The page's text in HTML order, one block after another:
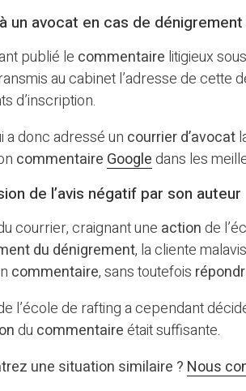
un avocat en cas de
publié le commentaire litigieux
au cabinet l’adresse de cette
d’inscription.
a donc adressé un courrier d’avocat
commentaire Googledans les
de l’avis négatif par son auteur
courrier, craignant une actionde
du dénigrement, la cliente
commentaire, sans toutefois
l’école de rafting a cependant
du commentaireétait suffisante.
une situation similaire ? Nous